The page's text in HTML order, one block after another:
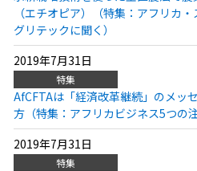
（エチオピア）（特集：アフリカ
グリテックに聞く）
2019年7月31日
特集
AfCFTAは「経済改革継続」のメッ
方（特集：アフリカビジネス5つの
2019年7月31日
特集